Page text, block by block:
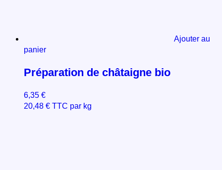
Ajouter au
panier
Préparation de châtaigne bio
6,35 €
20,48 € TTC par kg